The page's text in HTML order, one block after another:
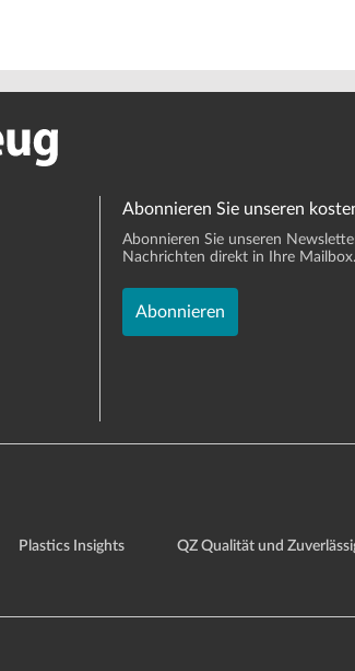
Abonnieren Sie unseren
Abonnieren Sie unseren
Nachrichten direkt in Ihre Mailbox.
Abonnieren
Plastics Insights QZ Qualität und